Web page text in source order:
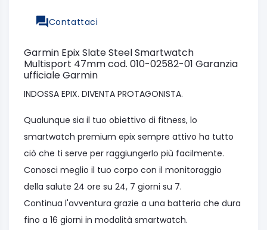
Contattaci
Garmin Epix Slate Steel Smartwatch
Multisport 47mm cod. 010-02582-01 Garanzia
ufficiale Garmin
INDOSSA EPIX. DIVENTA PROTAGONISTA.
Qualunque sia il tuo obiettivo di fitness, lo
smartwatch premium epix sempre attivo ha tutto
ciò che ti serve per raggiungerlo più facilmente.
Conosci meglio il tuo corpo con il monitoraggio
della salute 24 ore su 24, 7 giorni su 7.
Continua l'avventura grazie a una batteria che dura
fino a 16 giorni in modalità smartwatch.